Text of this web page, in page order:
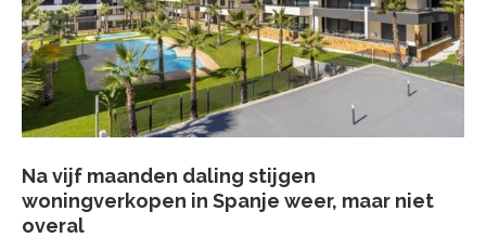
Na vijf maanden daling stijgen
woningverkopen in Spanje weer, maar niet
overal